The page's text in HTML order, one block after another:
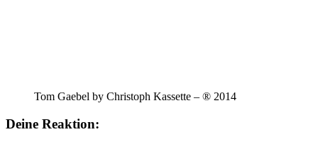
Tom Gaebel by Christoph Kassette – ® 2014
Deine Reaktion: